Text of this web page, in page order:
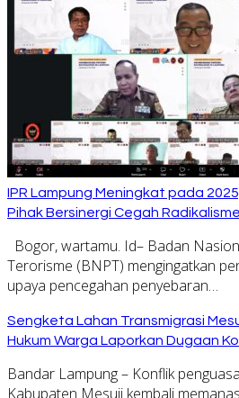
IPR Lampung Meningkat pada
Pihak Bersinergi Cegah Radikalisme
Bogor, wartamu. Id– Badan
Terorisme (BNPT) mengingatkan
upaya pencegahan penyebaran…
Sengketa Lahan Transmigrasi
Hukum Warga Laporkan Dugaan
Bandar Lampung – Konflik
Kabupaten Mesuji kembali